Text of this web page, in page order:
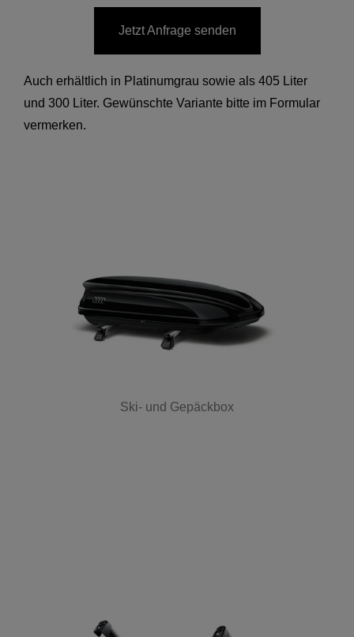
Jetzt Anfrage senden
Auch erhältlich in Platinumgrau sowie als 405 Liter
und 300 Liter. Gewünschte Variante bitte im Formular
vermerken.
Ski- und Gepäckbox